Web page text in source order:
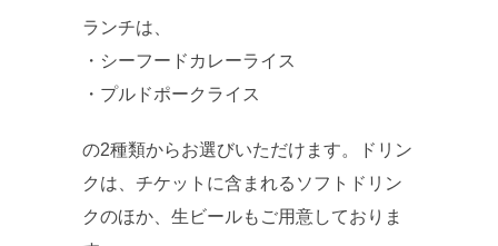
ランチは、
・シーフードカレーライス
・プルドポークライス
の2種類からお選びいただけます。ドリン
クは、チケットに含まれるソフトドリン
クのほか、生ビールもご用意しておりま